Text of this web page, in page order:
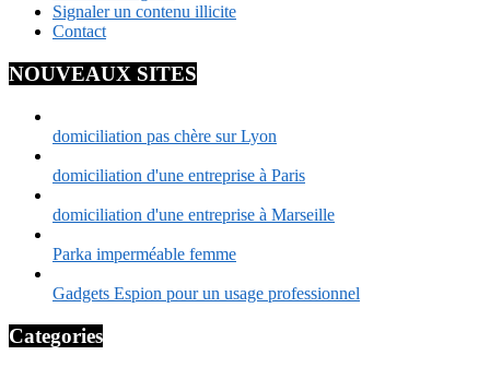
Signaler un contenu illicite
Contact
NOUVEAUX SITES
domiciliation pas chère sur Lyon
domiciliation d'une entreprise à Paris
domiciliation d'une entreprise à Marseille
Parka imperméable femme
Gadgets Espion pour un usage professionnel
Categories